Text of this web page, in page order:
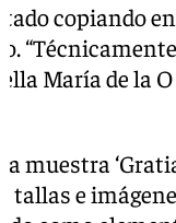
copiando
ella María de la
muestra
tallas e